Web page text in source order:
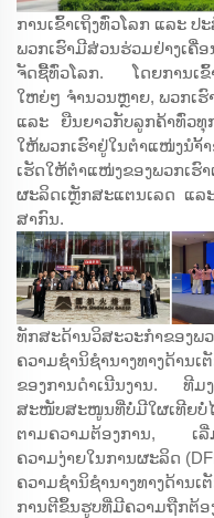
ການເຂົ້າເຖິງທົ່ວໂລກ ແລະ
ພວກເຮົາມີສ່ວນຮ່ວມຢ່າງເຄື່
ຈັດຊື້ທົ່ວໂລກ. ໂດຍການເຂົ້
ໃຫຍ່ໆ ຈຳນວນຫຼາຍ, ພວກເ
ແລະ ຍືນຍາວກັບລູກຄ້າທົ່ວ
ໃຫ້ພວກເຮົາຢູ່ໃນຕຳແໜ່ງນ
ເຮັດໃຫ້ຕຳແໜ່ງຂອງພວກເຮົ
ຜະລິດເຫຼັກສະແຕນເລດ ແລ
ສາກົນ.
ທັກສະດ້ານວິສະວະກຳຂອງພ
ຄວາມຊຳນິຊຳນາງທາງດ້ານເ
ຂອງການດຳເນີນງານ. ທີ
ສະໜັບສະໜູນທີ່ບໍ່ມີໃຜເທີຍບໍ່ໄ
ຕາມຄວາມຕ້ອງການ, ເລີ່ມ
ຄວາມງ່າຍໃນການຜະລິດ
ຄວາມຊຳນິຊຳນາງທາງດ້ານເ
ການຕີຂຶ້ນຮູບທີ່ມີຄວາມຖືກ